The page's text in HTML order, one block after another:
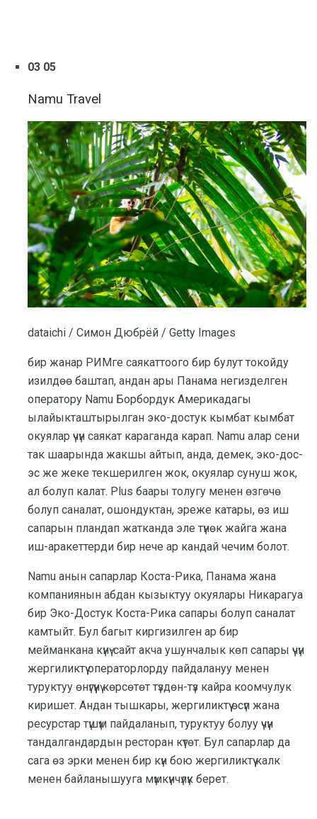
03 05
Namu Travel
dataichi / Симон Дюбрёй / Getty Images
бир жанар РИМге саякаттоого бир булут токойду
изилдөө баштап, андан ары Панама негизделген
оператору Namu Борбордук Америкадагы
ылайыкташтырылган эко-достук кымбат кымбат
окуялар үчүн саякат караганда карап. Namu алар сени
так шаарында жакшы айтып, анда, демек, эко-дос-
эс же жеке текшерилген жок, окуялар сунуш жок,
ал болуп калат. Plus баары толугу менен өзгөчө
болуп саналат, ошондуктан, эреже катары, өз иш
сапарын пландап жатканда эле түнөк жайга жана
иш-аракеттерди бир нече ар кандай чечим болот.
Namu анын сапарлар Коста-Рика, Панама жана
компаниянын абдан кызыктуу окуялары Никарагуа
бир Эко-Достук Коста-Рика сапары болуп саналат
камтыйт. Бул багыт киргизилген ар бир
мейманкана күнү-сайт акча ушунчалык көп сапары үчүн
жергиликтүү операторлорду пайдалануу менен
туруктуу өнүгүүнү көрсөтөт түздөн-түз кайра коомчулук
киришет. Андан тышкары, жергиликтүү өсүп жана
ресурстар түшүм пайдаланып, туруктуу болуу үчүн
тандалгандардын ресторан күтөт. Бул сапарлар да
сага өз эрки менен бир күн бою жергиликтүү калк
менен байланышууга мүмкүнчүлүк берет.